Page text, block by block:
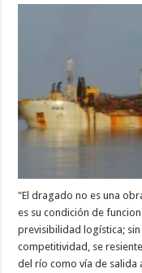
"El dragado no es una
es su condición de
previsibilidad logística;
competitividad, se
del río como vía de